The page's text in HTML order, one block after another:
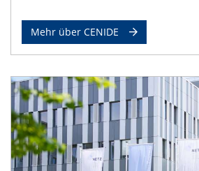
Mehr über CENIDE